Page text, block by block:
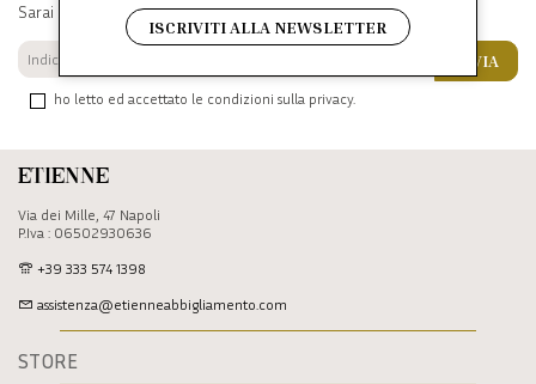
Etienne
Via dei Mille, 47 Napoli
P.Iva : 06502930636
+39 333 574 1398
assistenza@etienneabbigliamento.com
STORE
Sarai sempre aggiornato su offerte e promozioni.
ho letto ed accettato le condizioni sulla privacy.
INVIA
ISCRIVITI ALLA NEWSLETTER